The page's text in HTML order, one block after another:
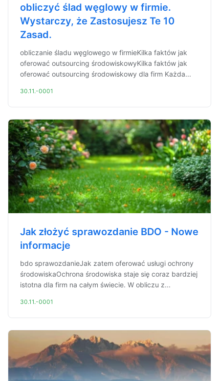
obliczyć ślad węglowy w firmie.
Wystarczy, że Zastosujesz Te 10
Zasad.
obliczanie śladu węglowego w firmieKilka faktów jak
oferować outsourcing środowiskowyKilka faktów jak
oferować outsourcing środowiskowy dla firm Każda...
30.11.-0001
Jak złożyć sprawozdanie BDO - Nowe
informacje
bdo sprawozdanieJak zatem oferować usługi ochrony
środowiskaOchrona środowiska staje się coraz bardziej
istotna dla firm na całym świecie. W obliczu z...
30.11.-0001